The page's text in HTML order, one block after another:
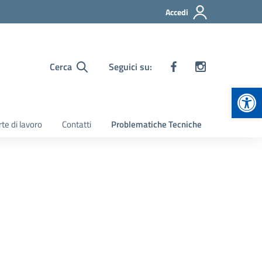
Accedi
Cerca Seguici su:
di lavoro Contatti Problematiche Tecniche